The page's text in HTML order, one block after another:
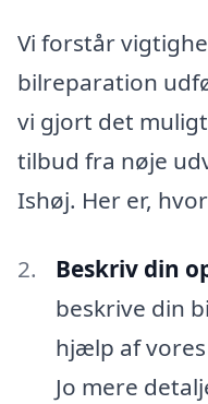
Vi forstår
bilreparation
vi gjort det
tilbud fra nøje
Ishøj. Her er,
Beskriv din
beskrive din
hjælp af
Jo mere